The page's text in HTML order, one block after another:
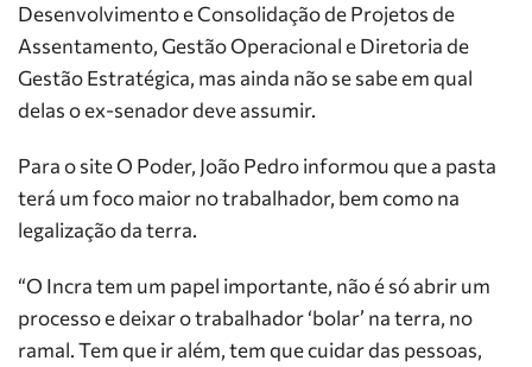
Desenvolvimento e Consolidação de Projetos de
Assentamento, Gestão Operacional e Diretoria de
Gestão Estratégica, mas ainda não se sabe em qual
delas o ex-senador deve assumir.
Para o site O Poder, João Pedro informou que a pasta
terá um foco maior no trabalhador, bem como na
legalização da terra.
“O Incra tem um papel importante, não é só abrir um
processo e deixar o trabalhador ‘bolar’ na terra, no
ramal. Tem que ir além, tem que cuidar das pessoas,